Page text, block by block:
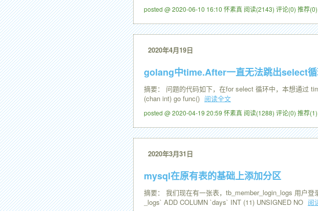
posted @ 2020-06-10 16:10 怀素真 阅读(2143) 评论(0) 推荐(0)
2020年4月19日
golang中time.After一直无法跳出select
摘要： 问题的代码如下，在for select 循环中，本想通过
(chan int) go func() 阅读全文
posted @ 2020-04-19 20:59 怀素真 阅读(1288) 评论(0) 推荐(1)
2020年3月31日
mysql在原有表的基础上添加分区
摘要： 我们现在有一张表，tb_member_login_logs 用户
_logs` ADD COLUMN `days` INT (11) UNSIGNED NO 阅